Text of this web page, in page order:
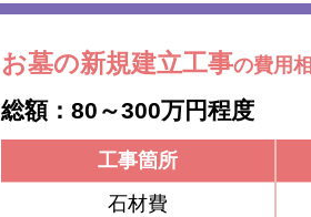
お墓の新規建立工事の費用
総額：80～300万円程度
工事箇所
石材費